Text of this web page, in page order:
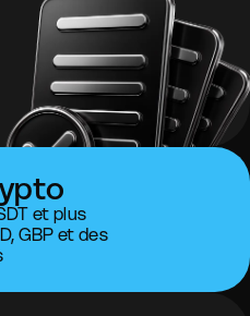
et plus
GBP et des